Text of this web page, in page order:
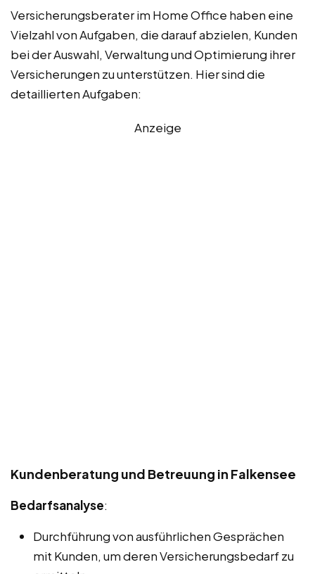
Versicherungsberater im Home Office haben eine
Vielzahl von Aufgaben, die darauf abzielen, Kunden
bei der Auswahl, Verwaltung und Optimierung ihrer
Versicherungen zu unterstützen. Hier sind die
detaillierten Aufgaben:
Anzeige
Kundenberatung und Betreuung in Falkensee
Bedarfsanalyse:
Durchführung von ausführlichen Gesprächen
mit Kunden, um deren Versicherungsbedarf zu